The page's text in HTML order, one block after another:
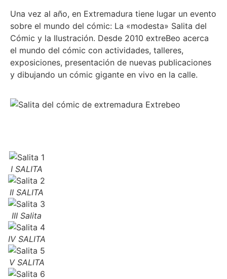
Una vez al año, en Extremadura tiene lugar un evento
sobre el mundo del cómic: La «modesta» Salita del
Cómic y la Ilustración. Desde 2010 extreBeo acerca
el mundo del cómic con actividades, talleres,
exposiciones, presentación de nuevas publicaciones
y dibujando un cómic gigante en vivo en la calle.
I SALITA
II SALITA
III Salita
IV SALITA
V SALITA